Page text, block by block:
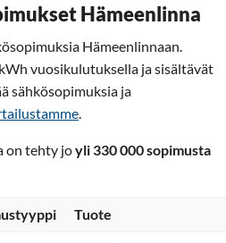
Hämeenlinna
Hämeenlinnaan.
vuosikulutuksella ja sisältävät
sähkösopimuksia ja
on tehty joyli 330 000 sopimusta
Tuote